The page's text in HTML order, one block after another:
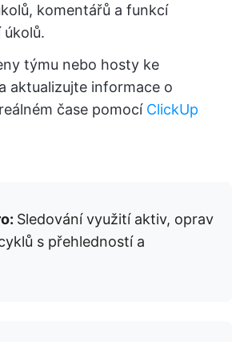
komentářů a funkcí
úkolů.
týmu nebo hosty ke
aktualizujte informace o
čase pomocí ClickUp
Sledování využití aktiv, oprav
s přehledností a